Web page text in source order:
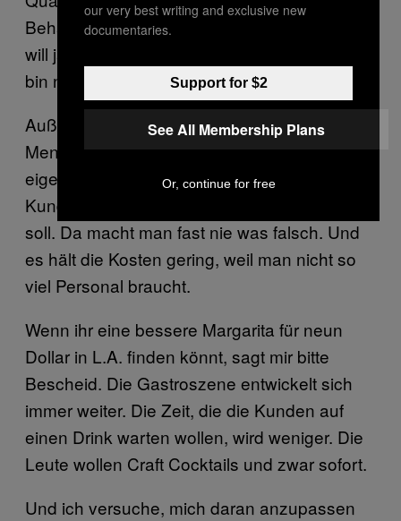
Beharrlichkeit kommt man auch ans Ziel.Ich
will ja, dass mein Laden länger überlebt und
bin nicht nur auf schnelles Geld aus.
Außerdem sind solche Cocktails in großen
Mengen auch immer gleich, da kann
eigentlich nichts schief gehen und jeder
Kunde bekommt den Drink so, wie er sein
soll. Da macht man fast nie was falsch. Und
es hält die Kosten gering, weil man nicht so
viel Personal braucht.
Wenn ihr eine bessere Margarita für neun
Dollar in L.A. finden könnt, sagt mir bitte
Bescheid. Die Gastroszene entwickelt sich
immer weiter. Die Zeit, die die Kunden auf
einen Drink warten wollen, wird weniger. Die
Leute wollen Craft Cocktails und zwar sofort.
Und ich versuche, mich daran anzupassen
our very best writing and exclusive new
documentaries.
Support for $2
See All Membership Plans
Or, continue for free